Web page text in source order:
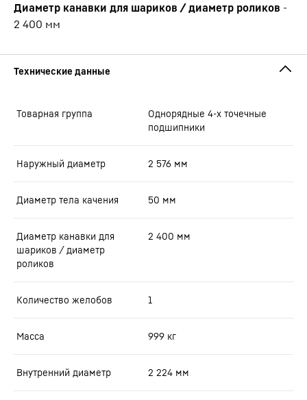
Диаметр канавки для шариков / диаметр роликов -
2 400 мм
Товарная группа
Oднорядные 4-х точечные
подшипники
Наружный диаметр 2 576 мм
Диаметр тела качения 50 мм
Диаметр канавки для
шариков / диаметр
роликов
2 400 мм
Количество желобов 1
Масса 999 кг
Внутренний диаметр 2 224 мм